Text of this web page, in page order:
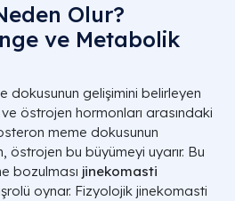
Olur?
ve Metabolik
dokusunun gelişimini belirleyen
östrojen hormonları arasındaki
meme dokusunun
östrojen bu büyümeyi uyarır. Bu
bozulması jinekomasti
oynar. Fizyolojik jinekomasti